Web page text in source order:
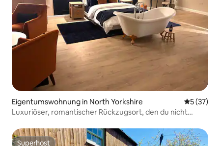
Eigentumswohnung in North Yorkshire
5 (37)
Luxuriöser, romantischer Rückzugsort, den du nicht
Superhost